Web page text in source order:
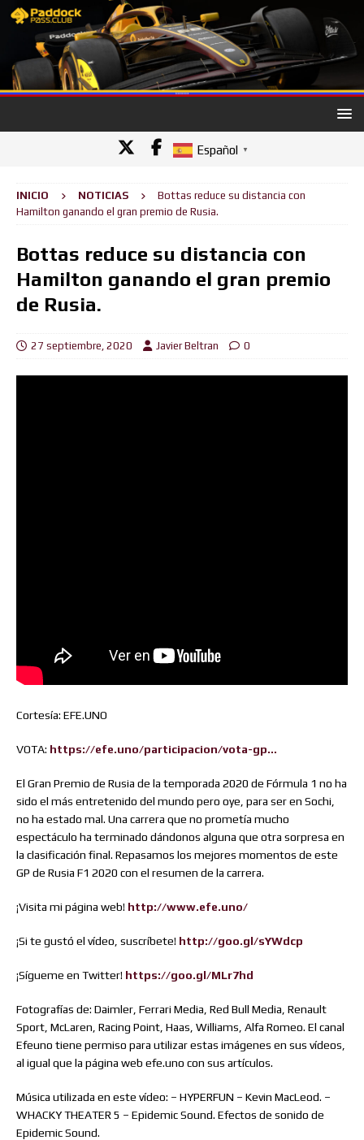
Español ▼
INICIO NOTICIAS
Bottas reduce su distancia con
Hamilton ganando el gran premio de Rusia.
Bottas reduce su distancia con
Hamilton ganando el gran premio
de Rusia.
27 septiembre, 2020 Javier Beltran 0
Cortesía: EFE.UNO
VOTA: https://efe.uno/participacion/vota-gp…
El Gran Premio de Rusia de la temporada 2020 de Fórmula 1 no ha
sido el más entretenido del mundo pero oye, para ser en Sochi,
no ha estado mal. Una carrera que no prometía mucho
espectáculo ha terminado dándonos alguna que otra sorpresa en
la clasificación final. Repasamos los mejores momentos de este
GP de Rusia F1 2020 con el resumen de la carrera.
¡Visita mi página web! http://www.efe.uno/
¡Si te gustó el vídeo, suscríbete! http://goo.gl/sYWdcp
¡Sígueme en Twitter! https://goo.gl/MLr7hd
Fotografías de: Daimler, Ferrari Media, Red Bull Media, Renault
Sport, McLaren, Racing Point, Haas, Williams, Alfa Romeo. El canal
Efeuno tiene permiso para utilizar estas imágenes en sus vídeos,
al igual que la página web efe.uno con sus artículos.
Música utilizada en este vídeo: – HYPERFUN – Kevin MacLeod. –
WHACKY THEATER 5 – Epidemic Sound. Efectos de sonido de
Epidemic Sound.